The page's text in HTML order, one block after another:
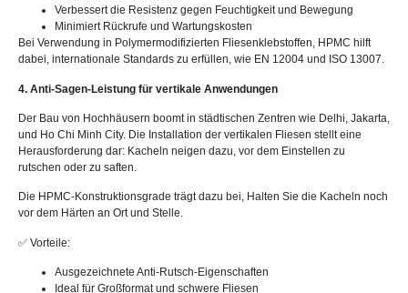
Verbessert die Resistenz gegen Feuchtigkeit und Bewegung
Minimiert Rückrufe und Wartungskosten
Bei Verwendung in Polymermodifizierten Fliesenklebstoffen, HPMC hilft
dabei, internationale Standards zu erfüllen, wie EN 12004 und ISO 13007.
4. Anti-Sagen-Leistung für vertikale Anwendungen
Der Bau von Hochhäusern boomt in städtischen Zentren wie Delhi, Jakarta,
und Ho Chi Minh City. Die Installation der vertikalen Fliesen stellt eine
Herausforderung dar: Kacheln neigen dazu, vor dem Einstellen zu
rutschen oder zu saften.
Die HPMC-Konstruktionsgrade trägt dazu bei, Halten Sie die Kacheln noch
vor dem Härten an Ort und Stelle.
✅ Vorteile:
Ausgezeichnete Anti-Rutsch-Eigenschaften
Ideal für Großformat und schwere Fliesen